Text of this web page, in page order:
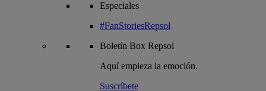
Especiales
#FanStoriesRepsol
Boletín Box Repsol
Aquí empieza la emoción.
Suscríbete